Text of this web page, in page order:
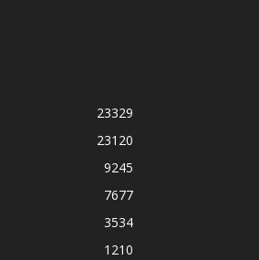
23329
23120
9245
7677
3534
1210